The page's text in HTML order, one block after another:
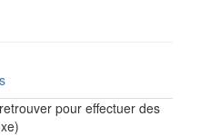
pour effectuer des